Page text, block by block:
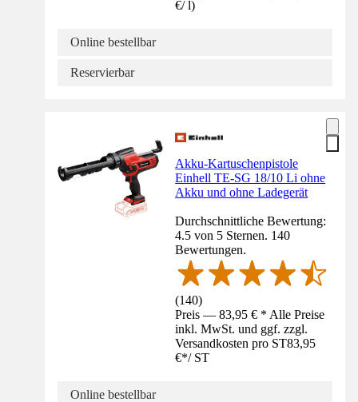
€/ l)
Online bestellbar
Reservierbar
Akku-Kartuschenpistole
Einhell TE-SG 18/10 Li ohne
Akku und ohne Ladegerät
Durchschnittliche Bewertung:
4.5 von 5 Sternen. 140
Bewertungen.
(140)
Preis — 83,95 € * Alle Preise
inkl. MwSt. und ggf. zzgl.
Versandkosten pro ST83,95
€*/ ST
Online bestellbar